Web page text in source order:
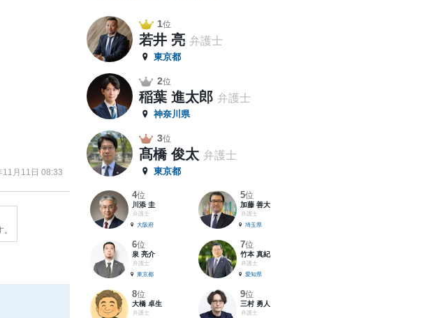
11月11日 08:33
1位
若井 亮 弁護士
東京都
2位
稲葉 進太郎 弁護士
神奈川県
3位
髙橋 俊太 弁護士
東京都
4位
川添 圭
弁護士
大阪府
5位
加藤 善大
弁護士
埼玉県
6位
泉 亮介
弁護士
東京都
7位
竹本 真紀
弁護士
愛知県
8位
大橋 卓生
弁護士
9位
三村 勇人
弁護士